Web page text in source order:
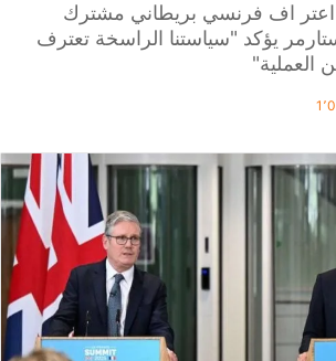
اعتر اف فرنسي بريطاني مشترك
يؤكد "سياستنا الراسخة تعترف
العملية"